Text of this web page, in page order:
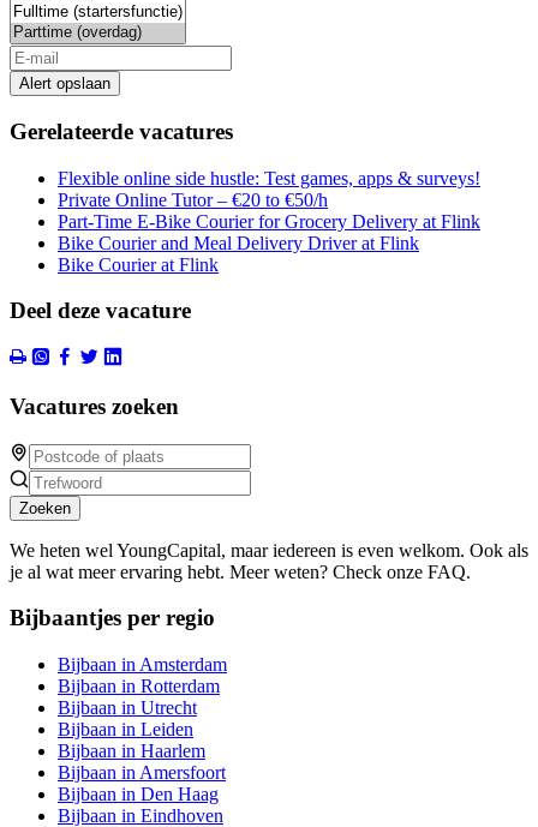
Alert opslaan
Gerelateerde vacatures
Flexible online side hustle: Test games, apps & surveys!
Private Online Tutor – €20 to €50/h
Part-Time E-Bike Courier for Grocery Delivery at Flink
Bike Courier and Meal Delivery Driver at Flink
Bike Courier at Flink
Deel deze vacature
Vacatures zoeken
Zoeken
We heten wel YoungCapital, maar iedereen is even welkom. Ook als
je al wat meer ervaring hebt. Meer weten? Check onze FAQ.
Bijbaantjes per regio
Bijbaan in Amsterdam
Bijbaan in Rotterdam
Bijbaan in Utrecht
Bijbaan in Leiden
Bijbaan in Haarlem
Bijbaan in Amersfoort
Bijbaan in Den Haag
Bijbaan in Eindhoven